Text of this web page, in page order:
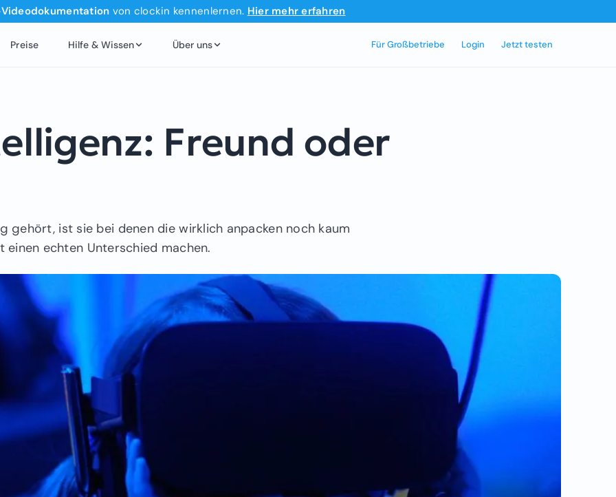
von clockin kennenlernen. Hier mehr erfahren
Preise Hilfe & Wissen Über uns Für Großbetriebe Login Jetzt testen
Freund oder
gehört, ist sie bei denen die wirklich anpacken noch kaum
echten Unterschied machen.